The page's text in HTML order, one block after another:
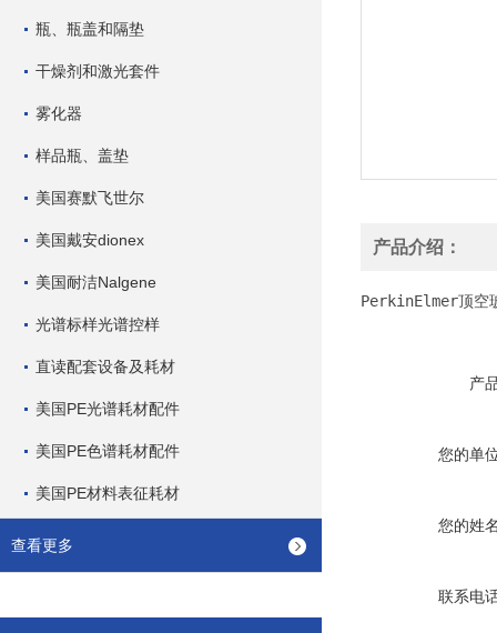
瓶、瓶盖和隔垫
干燥剂和激光套件
雾化器
样品瓶、盖垫
美国赛默飞世尔
美国戴安dionex
美国耐洁Nalgene
光谱标样光谱控样
直读配套设备及耗材
美国PE光谱耗材配件
美国PE色谱耗材配件
美国PE材料表征耗材
查看更多
产品介绍：
PerkinElmer顶空
产
您的单
您的姓
联系电